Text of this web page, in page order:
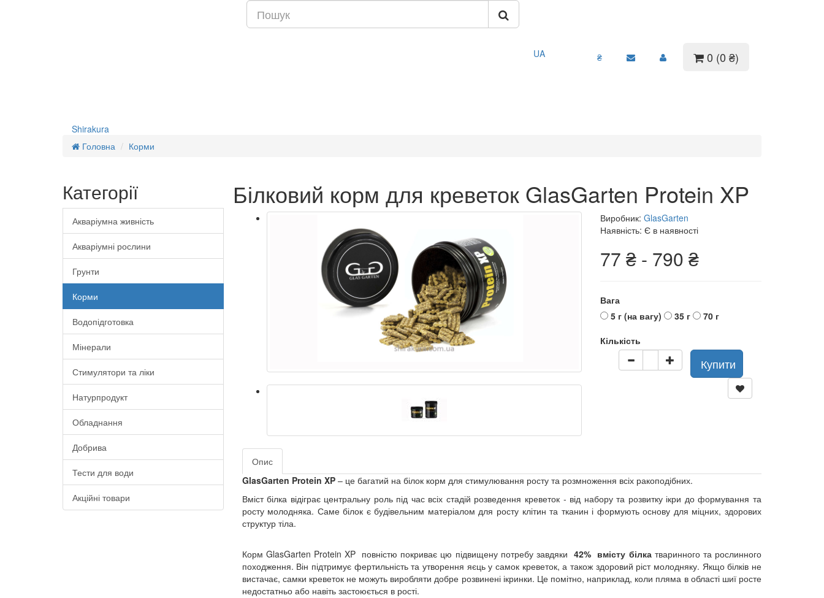
Shirakura
UA ₴ 0 (0 ₴)
Головна Корми
Категорії
Акваріумна живність
Акваріумні рослини
Грунти
Корми
Водопідготовка
Мінерали
Стимулятори та ліки
Натурпродукт
Обладнання
Добрива
Тести для води
Акційні товари
Білковий корм для креветок GlasGarten Protein XP
Виробник:GlasGarten
Наявність: Є в наявності
77 ₴ - 790 ₴
Вага
5 г (на вагу)
35 г
70 г
Кількість
Купити
Опис
GlasGarten Protein XP– це багатий на білок корм для стимулювання росту та розмноження всіх ракоподібних.
Вміст білка відіграє центральну роль під час всіх стадій розведення креветок - від набору та розвитку ікри до формування та
росту молодняка. Саме білок є будівельним матеріалом для росту клітин та тканин і формують основу для міцних, здорових
структур тіла.
Корм GlasGarten Protein XP повністю покриває цю підвищену потребу завдяки42% вмісту білкатваринного та рослинного
походження. Він підтримує фертильність та утворення яєць у самок креветок, а також здоровий ріст молодняку. Якщо білків не
вистачає, самки креветок не можуть виробляти добре розвинені ікринки. Це помітно, наприклад, коли пляма в області шиї росте
недостатньо або навіть застоюється в рості.